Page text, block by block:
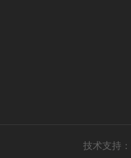
技术支持：